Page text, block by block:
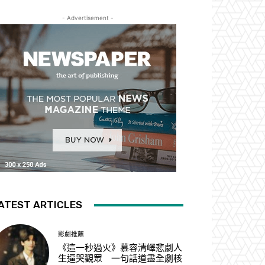
- Advertisement -
ARTICLES
影劇推薦
《這一秒過火》慕容清嶧悲劇人
生逼哭觀眾 一句話道盡全劇核